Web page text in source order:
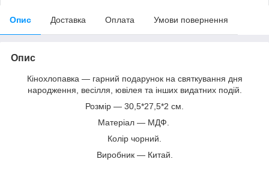
Опис Доставка Оплата Умови повернення
Опис
Кінохлопавка — гарний подарунок на святкування дня
народження, весілля, ювілея та інших видатних подій.
Розмір — 30,5*27,5*2 см.
Матеріал — МДФ.
Колір чорний.
Виробник — Китай.